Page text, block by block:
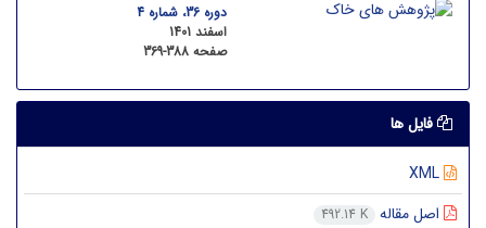
دوره 36، شماره 4
اسفند 1401
صفحه 369-388
فایل ها
اصل مقاله 492.14 K